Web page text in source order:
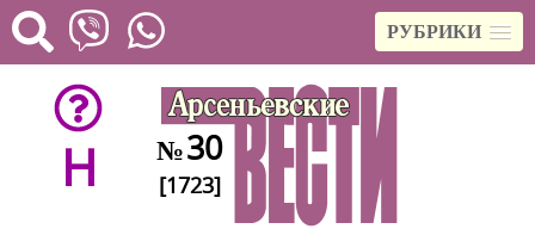
РУБРИКИ
H №30
[1723]